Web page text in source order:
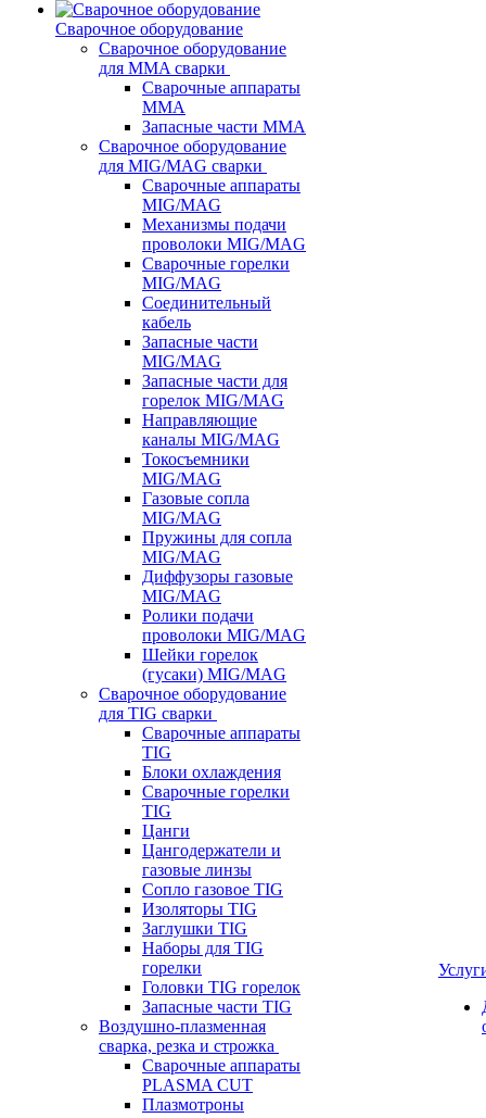
Сварочное оборудование
Сварочное оборудование
для MMA сварки
Сварочные аппараты
MMA
Запасные части MMA
Сварочное оборудование
для MIG/MAG сварки
Сварочные аппараты
MIG/MAG
Механизмы подачи
проволоки MIG/MAG
Сварочные горелки
MIG/MAG
Соединительный
кабель
Запасные части
MIG/MAG
Запасные части для
горелок MIG/MAG
Направляющие
каналы MIG/MAG
Токосъемники
MIG/MAG
Газовые сопла
MIG/MAG
Пружины для сопла
MIG/MAG
Диффузоры газовые
MIG/MAG
Ролики подачи
проволоки MIG/MAG
Шейки горелок
(гусаки) MIG/MAG
Сварочное оборудование
для TIG сварки
Сварочные аппараты
TIG
Блоки охлаждения
Сварочные горелки
TIG
Цанги
Цангодержатели и
газовые линзы
Сопло газовое TIG
Изоляторы TIG
Заглушки TIG
Наборы для TIG
горелки
Головки TIG горелок
Запасные части TIG
Воздушно-плазменная
сварка, резка и строжка
Сварочные аппараты
PLASMA CUT
Плазмотроны